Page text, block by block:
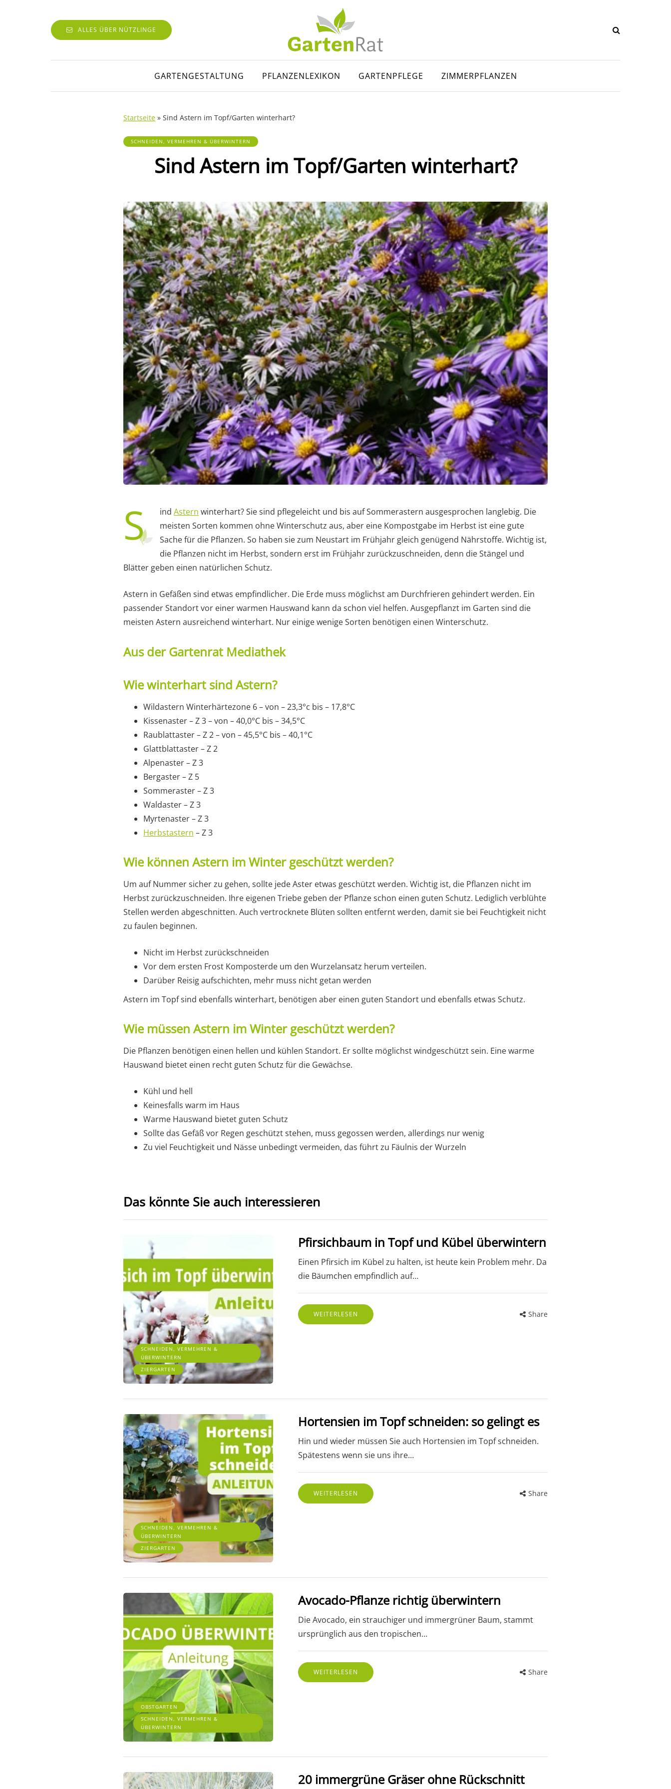
ALLES ÜBER NÜTZLINGE
GARTENGESTALTUNG PFLANZENLEXIKON GARTENPFLEGE ZIMMERPFLANZEN
Startseite » Sind Astern im Topf/Garten winterhart?
SCHNEIDEN, VERMEHREN & ÜBERWINTERN
Sind Astern im Topf/Garten winterhart?
S ind Astern winterhart? Sie sind pflegeleicht und bis auf Sommerastern ausgesprochen langlebig. Die
meisten Sorten kommen ohne Winterschutz aus, aber eine Kompostgabe im Herbst ist eine gute
Sache für die Pflanzen. So haben sie zum Neustart im Frühjahr gleich genügend Nährstoffe. Wichtig ist,
die Pflanzen nicht im Herbst, sondern erst im Frühjahr zurückzuschneiden, denn die Stängel und
Blätter geben einen natürlichen Schutz.
Astern in Gefäßen sind etwas empfindlicher. Die Erde muss möglichst am Durchfrieren gehindert werden. Ein
passender Standort vor einer warmen Hauswand kann da schon viel helfen. Ausgepflanzt im Garten sind die
meisten Astern ausreichend winterhart. Nur einige wenige Sorten benötigen einen Winterschutz.
Aus der Gartenrat Mediathek
Wie winterhart sind Astern?
Wildastern Winterhärtezone 6 – von – 23,3°c bis – 17,8°C
Kissenaster – Z 3 – von – 40,0°C bis – 34,5°C
Raublattaster – Z 2 – von – 45,5°C bis – 40,1°C
Glattblattaster – Z 2
Alpenaster – Z 3
Bergaster – Z 5
Sommeraster – Z 3
Waldaster – Z 3
Myrtenaster – Z 3
Herbstastern – Z 3
Wie können Astern im Winter geschützt werden?
Um auf Nummer sicher zu gehen, sollte jede Aster etwas geschützt werden. Wichtig ist, die Pflanzen nicht im
Herbst zurückzuschneiden. Ihre eigenen Triebe geben der Pflanze schon einen guten Schutz. Lediglich verblühte
Stellen werden abgeschnitten. Auch vertrocknete Blüten sollten entfernt werden, damit sie bei Feuchtigkeit nicht
zu faulen beginnen.
Nicht im Herbst zurückschneiden
Vor dem ersten Frost Komposterde um den Wurzelansatz herum verteilen.
Darüber Reisig aufschichten, mehr muss nicht getan werden
Astern im Topf sind ebenfalls winterhart, benötigen aber einen guten Standort und ebenfalls etwas Schutz.
Wie müssen Astern im Winter geschützt werden?
Die Pflanzen benötigen einen hellen und kühlen Standort. Er sollte möglichst windgeschützt sein. Eine warme
Hauswand bietet einen recht guten Schutz für die Gewächse.
Kühl und hell
Keinesfalls warm im Haus
Warme Hauswand bietet guten Schutz
Sollte das Gefäß vor Regen geschützt stehen, muss gegossen werden, allerdings nur wenig
Zu viel Feuchtigkeit und Nässe unbedingt vermeiden, das führt zu Fäulnis der Wurzeln
Das könnte Sie auch interessieren
SCHNEIDEN, VERMEHREN &
ÜBERWINTERN
ZIERGARTEN
Pfirsichbaum in Topf und Kübel überwintern
Einen Pfirsich im Kübel zu halten, ist heute kein Problem mehr. Da
die Bäumchen empfindlich auf…
WEITERLESEN Share
SCHNEIDEN, VERMEHREN &
ÜBERWINTERN
ZIERGARTEN
Hortensien im Topf schneiden: so gelingt es
Hin und wieder müssen Sie auch Hortensien im Topf schneiden.
Spätestens wenn sie uns ihre…
WEITERLESEN Share
OBSTGARTEN
SCHNEIDEN, VERMEHREN &
ÜBERWINTERN
Avocado-Pflanze richtig überwintern
Die Avocado, ein strauchiger und immergrüner Baum, stammt
ursprünglich aus den tropischen…
WEITERLESEN Share
20 immergrüne Gräser ohne Rückschnitt